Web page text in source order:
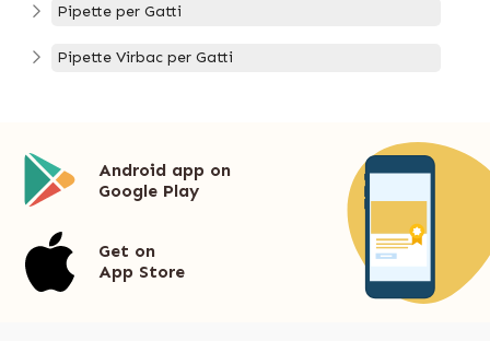
Pipette per Gatti
Pipette Virbac per Gatti
Android app on
Google Play
Get on
App Store